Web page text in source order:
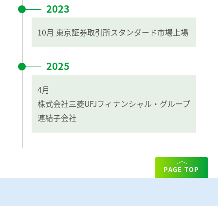
2023
10月 東京証券取引所スタンダード市場上場
2025
4月
株式会社三菱UFJフィナンシャル・グループ
連結子会社
PAGE TOP